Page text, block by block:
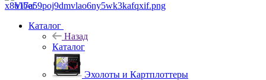
Viber
Каталог
Назад
Каталог
Эхолоты и Картплоттеры